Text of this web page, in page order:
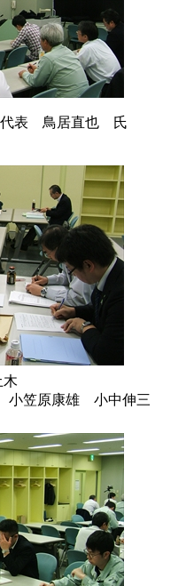
代表 鳥居直也 氏
木
雄 小中伸三